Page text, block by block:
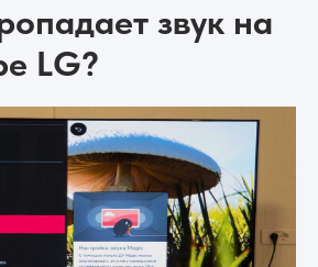
звук на
LG?